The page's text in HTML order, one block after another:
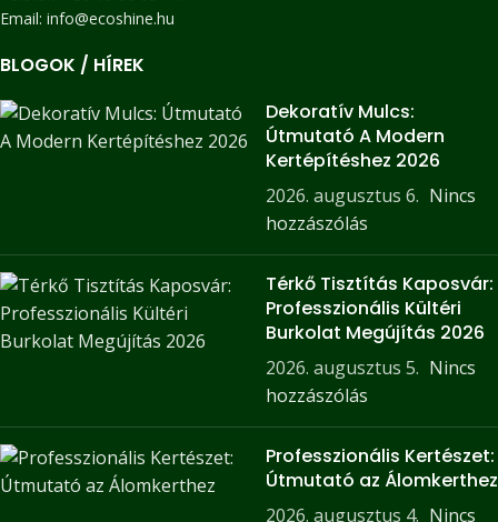
Email: info@ecoshine.hu
BLOGOK / HÍREK
Dekoratív Mulcs:
Útmutató A Modern
Kertépítéshez 2026
2026. augusztus 6. Nincs
hozzászólás
Térkő Tisztítás Kaposvár:
Professzionális Kültéri
Burkolat Megújítás 2026
2026. augusztus 5. Nincs
hozzászólás
Professzionális Kertészet:
Útmutató az Álomkerthez
2026. augusztus 4. Nincs